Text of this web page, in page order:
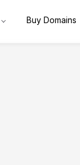
Buy Domains